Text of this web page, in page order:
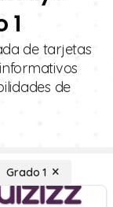
1
de tarjetas
de
Grado 1